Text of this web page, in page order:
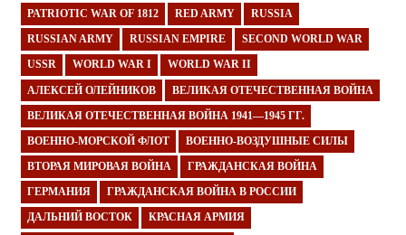
PATRIOTIC WAR OF 1812 RED ARMY RUSSIA
RUSSIAN ARMY RUSSIAN EMPIRE SECOND WORLD WAR
USSR WORLD WAR I WORLD WAR II
АЛЕКСЕЙ ОЛЕЙНИКОВ ВЕЛИКАЯ ОТЕЧЕСТВЕННАЯ ВОЙНА
ВЕЛИКАЯ ОТЕЧЕСТВЕННАЯ ВОЙНА 1941—1945 ГГ.
ВОЕННО-МОРСКОЙ ФЛОТ ВОЕННО-ВОЗДУШНЫЕ СИЛЫ
ВТОРАЯ МИРОВАЯ ВОЙНА ГРАЖДАНСКАЯ ВОЙНА
ГЕРМАНИЯ ГРАЖДАНСКАЯ ВОЙНА В РОССИИ
ДАЛЬНИЙ ВОСТОК КРАСНАЯ АРМИЯ